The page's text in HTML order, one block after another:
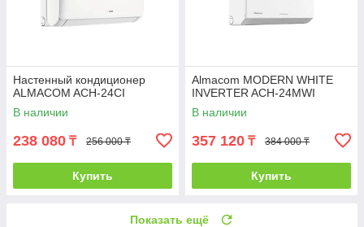
Настенный кондиционер
ALMACOM ACH-24CI
В наличии
238 080 ₸ 256 000 ₸
Купить
Almacom MODERN WHITE
INVERTER ACH-24MWI
В наличии
357 120 ₸ 384 000 ₸
Купить
Показать ещё